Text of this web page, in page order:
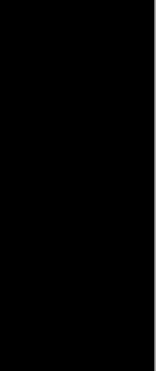
y
arte
artístico) y
artístico)